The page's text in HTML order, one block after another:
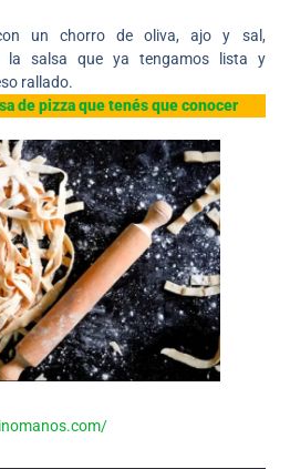
un chorro de oliva, ajo y sal,
la salsa que ya tengamos lista y
rallado.
de pizza que tenés que conocer